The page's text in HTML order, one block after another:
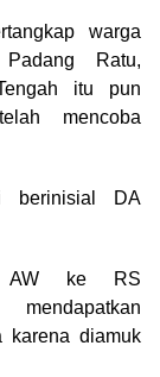
warga
Ratu,
itu pun
mencoba
berinisial DA
AW ke RS
karena diamuk